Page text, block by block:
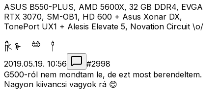
ASUS B550-PLUS, AMD 5600X, 32 GB DDR4, EVGA
RTX 3070, SM-OB1, HD 600 + Asus Xonar DX,
TonePort UX1 + Alesis Elevate 5, Novation Circuit \o/
2019.05.19. 10:56 #2998
G500-ról nem mondtam le, de ezt most berendeltem.
Nagyon kiivancsi vagyok rá 😊